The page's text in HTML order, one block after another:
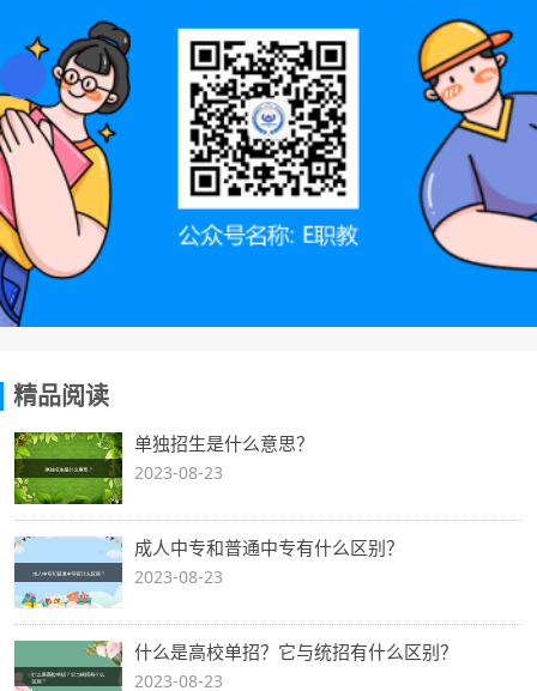
精品阅读
单独招生是什么意思？
2023-08-23
成人中专和普通中专有什么区别？
2023-08-23
什么是高校单招？它与统招有什么区别？
2023-08-23